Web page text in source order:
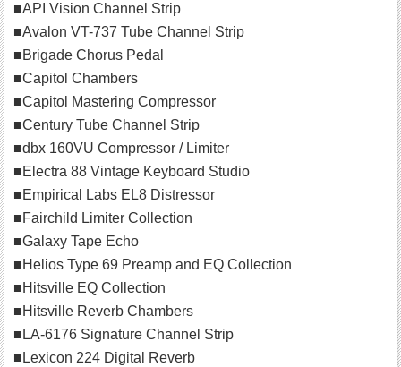
■API Vision Channel Strip
■Avalon VT-737 Tube Channel Strip
■Brigade Chorus Pedal
■Capitol Chambers
■Capitol Mastering Compressor
■Century Tube Channel Strip
■dbx 160VU Compressor / Limiter
■Electra 88 Vintage Keyboard Studio
■Empirical Labs EL8 Distressor
■Fairchild Limiter Collection
■Galaxy Tape Echo
■Helios Type 69 Preamp and EQ Collection
■Hitsville EQ Collection
■Hitsville Reverb Chambers
■LA-6176 Signature Channel Strip
■Lexicon 224 Digital Reverb